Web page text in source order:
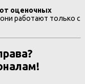
оценочных
работают только с